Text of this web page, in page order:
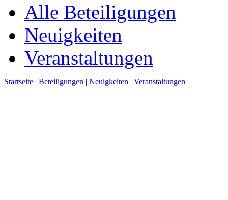
Alle Beteiligungen
Neuigkeiten
Veranstaltungen
Startseite | Beteiligungen | Neuigkeiten | Veranstaltungen